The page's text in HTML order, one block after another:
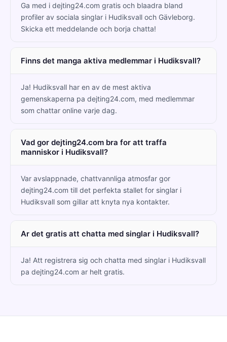
Ga med i dejting24.com gratis och blaadra bland
profiler av sociala singlar i Hudiksvall och Gävleborg.
Skicka ett meddelande och borja chatta!
Finns det manga aktiva medlemmar i Hudiksvall?
Ja! Hudiksvall har en av de mest aktiva
gemenskaperna pa dejting24.com, med medlemmar
som chattar online varje dag.
Vad gor dejting24.com bra for att traffa
manniskor i Hudiksvall?
Var avslappnade, chattvannliga atmosfar gor
dejting24.com till det perfekta stallet for singlar i
Hudiksvall som gillar att knyta nya kontakter.
Ar det gratis att chatta med singlar i Hudiksvall?
Ja! Att registrera sig och chatta med singlar i Hudiksvall
pa dejting24.com ar helt gratis.